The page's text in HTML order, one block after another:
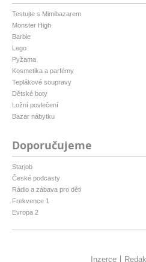
Testujte s Mimibazarem
Monster High
Barbie
Lego
Pyžama
Kosmetika a parfémy
Teplákové soupravy
Dětské boty
Ložní povlečení
Bazar nábytku
Doporučujeme
Starjob
České podcasty
Rádio a zábava pro děti
Frekvence 1
Evropa 2
Inzerce